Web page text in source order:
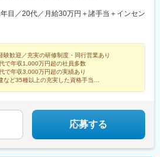
目／20代／月給30万円＋諸手当＋インセン
験歓迎／充実の研修制度・同行営業あり
で年収1,000万円超の社員多数
で年収3,000万円超の実績あり
など35種以上の充実した資格手当
応募する